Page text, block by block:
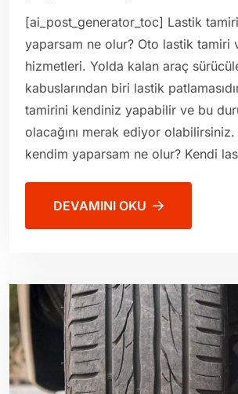
[ai_post_generator_toc] Lastik
yaparsam ne olur? Oto lastik tamiri
hizmetleri. Yolda kalan araç
kabuslarından biri lastik
tamirini kendiniz yapabilir ve bu
olacağını merak ediyor
kendim yaparsam ne olur? Kendi
DEVAMINI OKU